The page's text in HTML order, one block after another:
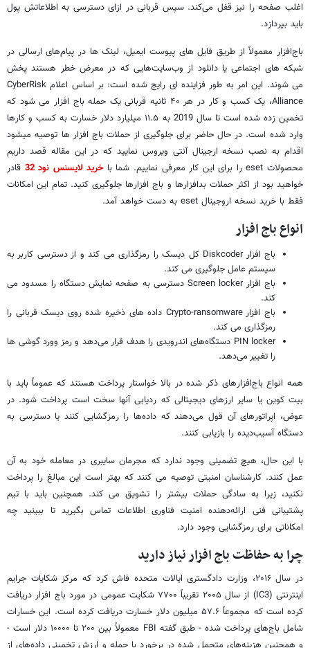
اغلب صفحه را نیز قفل می‌کند. سپس قربانی در ازای دسترسی به اطلاعاتش پول
باید بپردازد.
باج‌افزار معمولاً از طریق فایل های پیوست‌ ایمیل، لینک ها در پیام‌های ارسالی در
شبکه های اجتماعی یا دانلود از وب‌سایت‌هایی که در معرض خطر هستند پخش
می شوند. این امر به طور فزاینده ای رایج شده است: بر اساس اعلام CyberRisk
Alliance، یک کسب و کار در هر ۴۰ ثانیه قربانی یک حمله باج افزار می شود که
تخمین زده شده است تا سال 2019 به ۱۱.۵ میلیارد دلار خسارت به کسب و کارها
وارد شده است. در حال حاضر برای جلوگیری از حملات باج افزار ها توصیه میشود
اقدام به نصب نسخه ارجینال آنتی ویروس نمایید که در این مقاله قصد داریم
محصولات eset را برای این کار معرفی نماییم. شما با
خرید لایسنس نود 32
قادر
خواهید بود از اکثر حملات بدافزارها و باج افزارها جلوگیری کنید. تمام این امکانات
فقط با خرید نسخه اروجینال eset به دست خواهد آمد.
انواع باج افزار
باج افزار Diskcoder کل دیسک را رمزگذاری می کند و از دسترسی کاربر به
سیستم عامل جلوگیری می کند.
باج افزار Screen locker دسترسی به صفحه نمایش دستگاه را مسدود می
کند.
باج افزار Crypto-ransomware داده های ذخیره شده روی دیسک قربانی را
رمزگذاری می کند.
PIN locker دستگاه‌های اندرویدی را هدف قرار می‌دهد و رمز وورد گوشی ها
را تغییر می‌دهد.
همه انواع باج‌افزارهای ذکر شده در بالا خواستار پرداخت هستند که عموماً باید با
بیت کوین یا سایر ارزهای دیجیتالی که ردیابی آنها سخت است پرداخت شود. در
عوض، اپراتورهای آن قول می‌دهند که داده‌ها را رمزگشایی کنند یا دسترسی به
دستگاه آسیب‌دیده را بازیابی کنند.
با این حال، هیچ تضمینی وجود ندارد که مجرمان سایبری در معامله خود به آن
عمل کنند. کارشناسان امنیتی توصیه می کنند که بهتر است این مبالغ را پرداخت
نکنید، زیرا به سادگی حملات بیشتر را تشویق می کند. همچنین باید با تیم
پشتیبانی فنی ارائه‌دهنده امنیت فناوری اطلاعات تماس بگیرید تا ببینید چه
امکاناتی برای رمزگشایی وجود دارد.
چرا به حفاظت باج افزار نیاز دارید
در سال ۲۰۱۶، وزارت دادگستری ایالات متحده فاش کرد که مرکز شکایات جرایم
اینترنتی (IC3) از سال ۲۰۰۵ تقریباً ۷۷۰۰ شکایت عمومی در مورد باج افزار دریافت
کرده است که مجموعاً ۵۷.۶ میلیون دلار خسارت دریافت کرده است. این خسارات
شامل باج‌های پرداخت شده - طبق گفته FBI معمولاً بین ۲۰۰ تا ۱۰۰۰۰ دلار است -